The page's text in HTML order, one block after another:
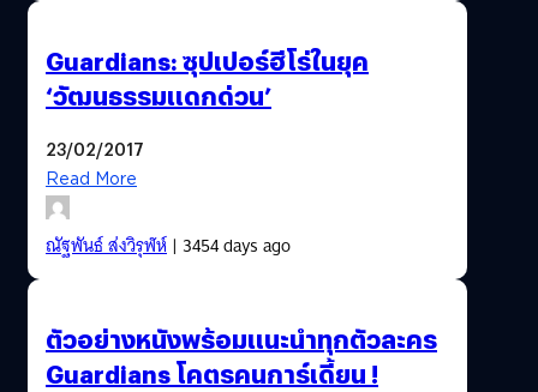
Guardians: ซุปเปอร์ฮีโร่ในยุค
‘วัฒนธรรมแดกด่วน’
23/02/2017
Read More
ณัฐพันธ์ ส่งวิรุฬห์| 3454 days ago
ตัวอย่างหนังพร้อมแนะนำทุกตัวละคร
Guardians โคตรคนการ์เดี้ยน !